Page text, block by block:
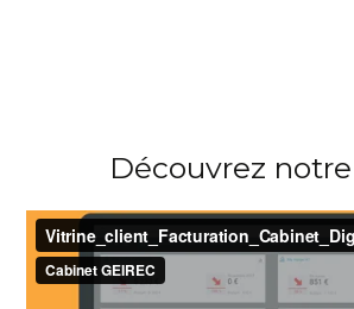
Découvrez